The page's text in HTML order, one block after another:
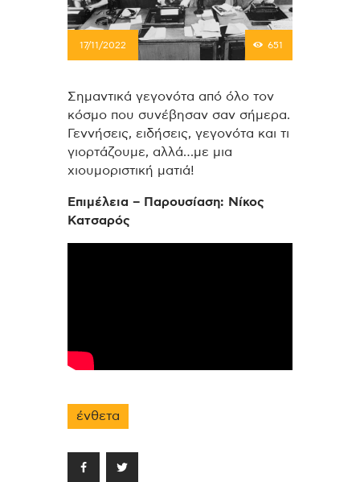
17/11/2022 651
Σημαντικά γεγονότα από όλο τον
κόσμο που συνέβησαν σαν σήμερα.
Γεννήσεις, ειδήσεις, γεγονότα και τι
γιορτάζουμε, αλλά…με μια
χιουμοριστική ματιά!
Επιμέλεια – Παρουσίαση: Νίκος
Κατσαρός
ένθετα